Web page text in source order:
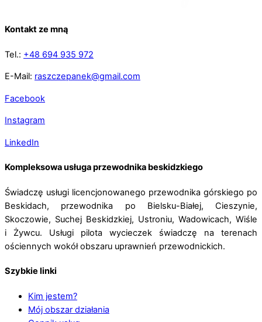
Kontakt ze mną
Tel.: +48 694 935 972
E-Mail: raszczepanek@gmail.com
Facebook
Instagram
LinkedIn
Kompleksowa usługa przewodnika beskidzkiego
Świadczę usługi licencjonowanego przewodnika górskiego po
Beskidach, przewodnika po Bielsku-Białej, Cieszynie,
Skoczowie, Suchej Beskidzkiej, Ustroniu, Wadowicach, Wiśle
i Żywcu. Usługi pilota wycieczek świadczę na terenach
ościennych wokół obszaru uprawnień przewodnickich.
Szybkie linki
Kim jestem?
Mój obszar działania